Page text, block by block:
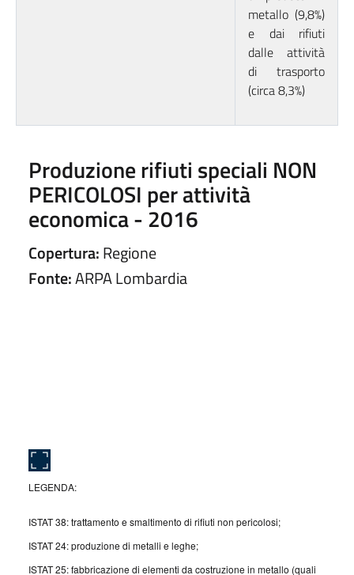
metallo (9,8%)
e dai rifiuti
dalle attività
di trasporto
(circa 8,3%)
Produzione rifiuti speciali NON
PERICOLOSI per attività
economica - 2016
Copertura:Regione
Fonte:ARPA Lombardia
LEGENDA:
ISTAT 38: trattamento e smaltimento di rifiuti non pericolosi;
ISTAT 24: produzione di metalli e leghe;
ISTAT 25: fabbricazione di elementi da costruzione in metallo (quali